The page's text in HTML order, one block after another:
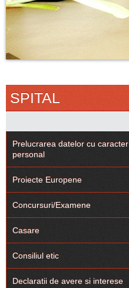
SPITAL
Prelucrarea datelor cu caracter
personal
Proiecte Europene
Concursuri/Examene
Casare
Consiliul etic
Declaratii de avere si interese